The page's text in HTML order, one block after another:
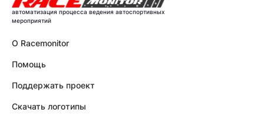
автоматизация процесса ведения автоспортивных
мероприятий
О Racemonitor
Помощь
Поддержать проект
Скачать логотипы